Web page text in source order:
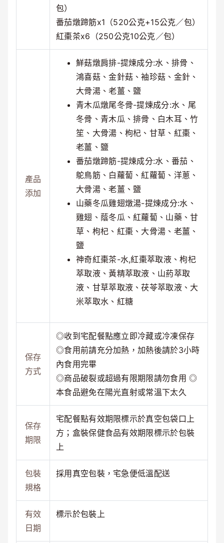
包）
番茄燉蹄筋x1（520公克+15公克／包）
紅棗茶x6（250公克10公克／包）
產品
添加
鮮菇燉肩排-提煉成分:水、排骨、
鴻喜菇、金針菇、袖珍菇、金針、
大骨湯、老薑、鹽
青木瓜燉尾冬骨-提煉成分:水、尾
冬骨、青木瓜、排骨、白木耳、竹
笙、大骨湯、枸杞、甘草、紅棗、
老薑、鹽
番茄燉蹄筋-提煉成分:水、番茄、
鴕鳥筋、白蘿蔔、紅蘿蔔、洋蔥、
大骨湯、老薑、鹽
山藥冬瓜雞翅燉湯-提煉成分:水、
雞翅、蔭冬瓜、紅蘿蔔、山藥、甘
草、枸杞、紅棗、大骨湯、老薑、
鹽
神奇紅棗茶-水,紅棗萃取液、枸杞
萃取液、黃精萃取液、山葯萃取
液、甘草萃取液、茯苓萃取液、大
米萃取水、紅糖
保存
方式
◎收到宅配餐點應立即冷藏或冷凍保存
◎食用前請充分加熱，加熱後請於3小時
內食用完畢
◎商品破裂或超過有限期限請勿食用 ◎
本食品避免在陽光直射或常溫下太久
保存
期限
宅配餐點有效期限標示於真空包袋口上
方；盒裝保健食品有效期限標示於包裝
上
包裝
規格
採用真空包裝，宅急便低溫配送
有效
日期
標示於包裝上